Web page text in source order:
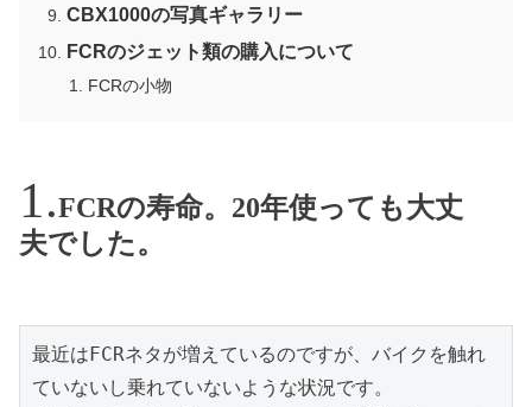
CBX1000の写真ギャラリー
FCRのジェット類の購入について
FCRの小物
FCRの寿命。20年使っても大丈
夫でした。
最近はFCRネタが増えているのですが、バイクを触れ
ていないし乗れていないような状況です。